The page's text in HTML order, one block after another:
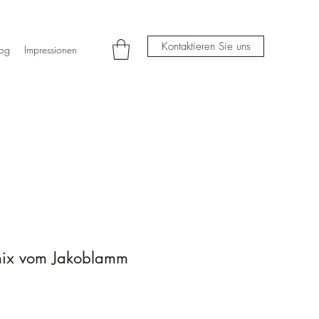
Impressionen Kontaktieren Sie uns
vom Jakoblamm